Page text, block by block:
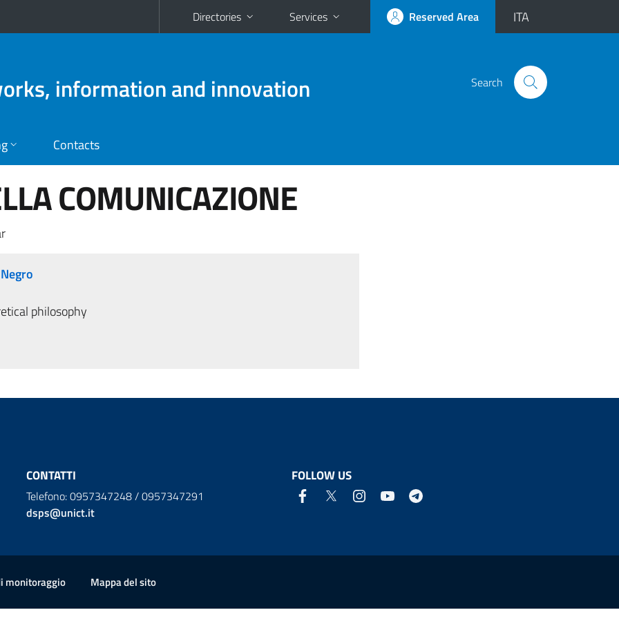
Directories Services Reserved Area ITA
information and innovation Search
Contacts
COMUNICAZIONE
philosophy
CONTATTI
Telefono: 0957347248 / 0957347291
dsps@unict.it
FOLLOW US
monitoraggio Mappa del sito